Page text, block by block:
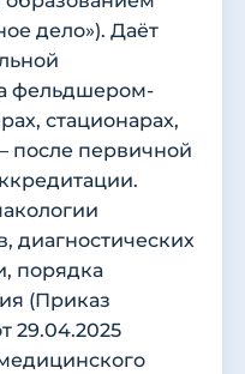
дело»). Даёт
фельдшером-
стационарах,
после первичной
диагностических
порядка
(Приказ
29.04.2025